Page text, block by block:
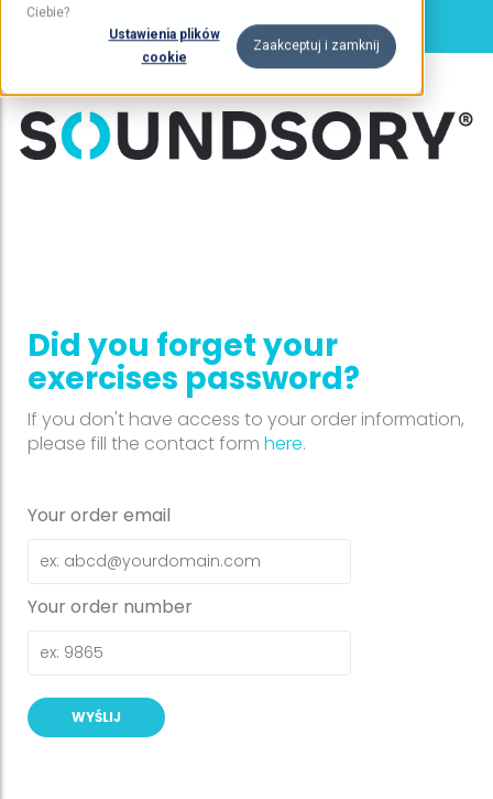
Ciebie?
Ustawienia plików
cookie
Zaakceptuj i zamknij
Did you forget your
exercises password?
If you don't have access to your order information,
please fill the contact form here.
Your order email
Your order number